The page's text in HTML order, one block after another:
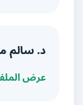
د. سالم
عرض الملف